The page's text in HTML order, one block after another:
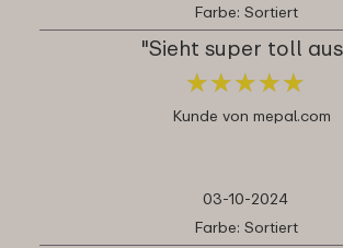
Farbe: Sortiert
"Sieht super toll
★★★★★
★★★★★
Kunde von mepal.com
03-10-2024
Farbe: Sortiert